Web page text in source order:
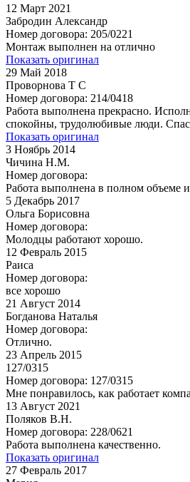
12 Март 2021
Забродин Александр
Номер договора: 205/0221
Монтаж выполнен на отлично
Показать оригинал
29 Май 2018
Проворнова Т С
Номер договора: 214/0418
Работа выполнена прекрасно.
спокойны, трудолюбивые люди.
Показать оригинал
3 Ноябрь 2014
Чичина Н.М.
Номер договора:
Работа выполнена в полном объеме
5 Декабрь 2017
Ольга Борисовна
Номер договора:
Молодцы работают хорошо.
12 Февраль 2015
Раиса
Номер договора:
все хорошо
21 Август 2014
Богданова Наталья
Номер договора:
Отлично.
23 Апрель 2015
127/0315
Номер договора: 127/0315
Мне понравилось, как работает
13 Август 2021
Поляков В.Н.
Номер договора: 228/0621
Работа выполнена качественно.
Показать оригинал
27 Февраль 2017